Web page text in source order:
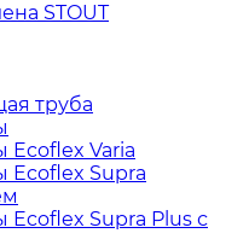
STOUT
труба
Varia
Ecoflex Supra
Supra Plus с